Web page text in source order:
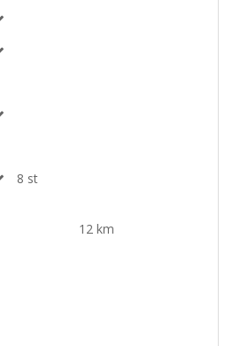
8 st
12 km